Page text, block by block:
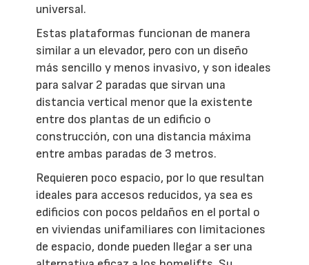
universal.
Estas plataformas funcionan de manera
similar a un elevador, pero con un diseño
más sencillo y menos invasivo, y son ideales
para salvar 2 paradas que sirvan una
distancia vertical menor que la existente
entre dos plantas de un edificio o
construcción, con una distancia máxima
entre ambas paradas de 3 metros.
Requieren poco espacio, por lo que resultan
ideales para accesos reducidos, ya sea es
edificios con pocos peldaños en el portal o
en viviendas unifamiliares con limitaciones
de espacio, donde pueden llegar a ser una